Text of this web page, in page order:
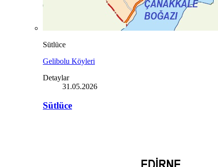
Sütlüce
Gelibolu Köyleri
Detaylar
31.05.2026
Sütlüce